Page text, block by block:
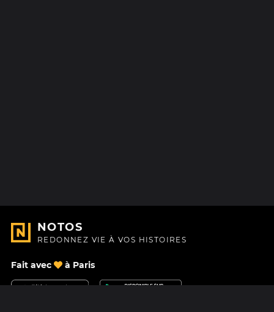
NOTOS
REDONNEZ VIE À VOS HISTOIRES
Fait avec à Paris